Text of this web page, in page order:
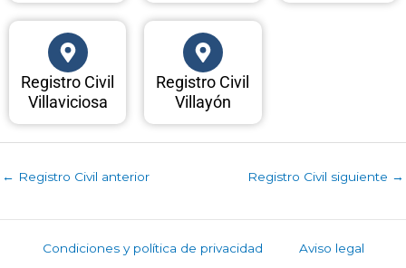
Registro Civil
Villaviciosa
Registro Civil
Villayón
← Registro Civil anterior Registro Civil siguiente →
Condiciones y política de privacidad Aviso legal